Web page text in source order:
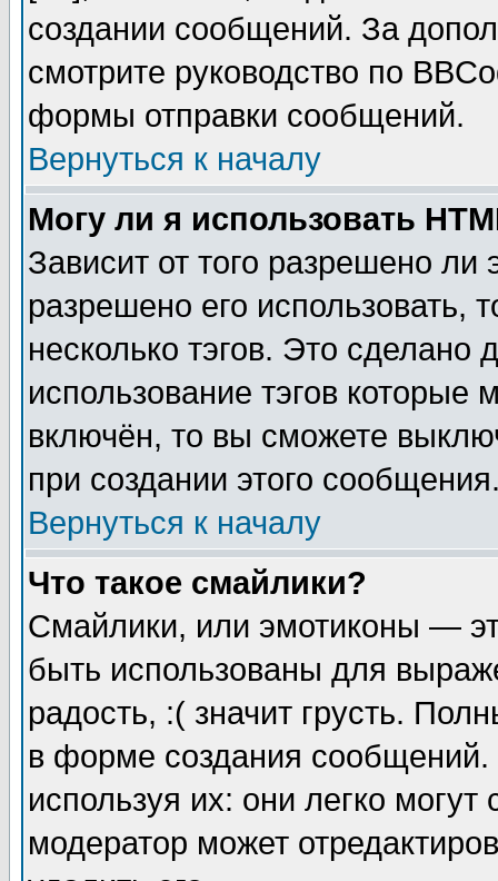
создании сообщений. За
смотрите руководство по
формы отправки сообщений.
Вернуться к началу
Могу ли я использовать
Зависит от того разрешено
разрешено его использовать,
несколько тэгов. Это сделано
использование тэгов
включён, то вы сможете
при создании этого
Вернуться к началу
Что такое смайлики?
Смайлики, или эмотиконы —
быть использованы для
радость, :( значит грусть.
в форме создания сообщений.
используя их: они легко
модератор может